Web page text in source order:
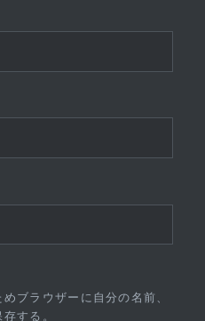
ブラウザーに自分の名前、
する。